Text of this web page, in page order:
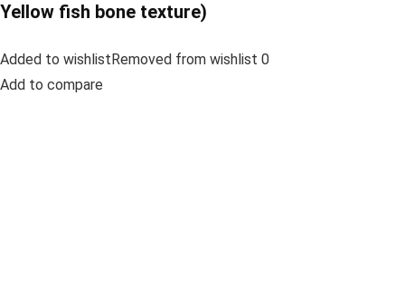
Yellow fish bone texture)
Added to wishlistRemoved from wishlist 0
Add to compare